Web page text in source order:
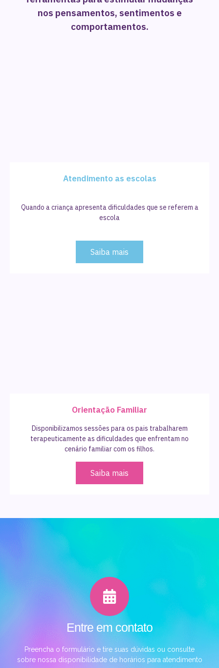
nos pensamentos, sentimentos e
comportamentos.
Atendimento as escolas
Quando a criança apresenta dificuldades que se referem a
escola
Saiba mais
Orientação Familiar
Disponibilizamos sessões para os pais trabalharem
terapeuticamente as dificuldades que enfrentam no
cenário familiar com os filhos.
Saiba mais
Entre em contato
Preencha o formulário e tire suas dúvidas ou consulte
sobre nossa disponibilidade de horários para atendimento